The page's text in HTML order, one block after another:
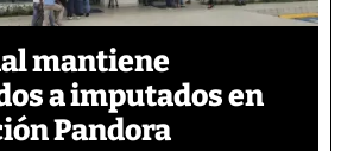
mantiene
a imputados en
Pandora